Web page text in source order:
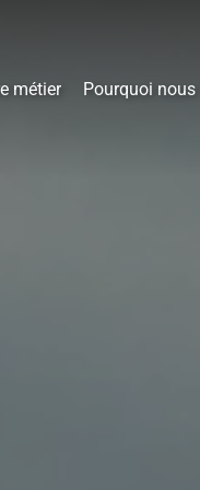
métier Pourquoi nous